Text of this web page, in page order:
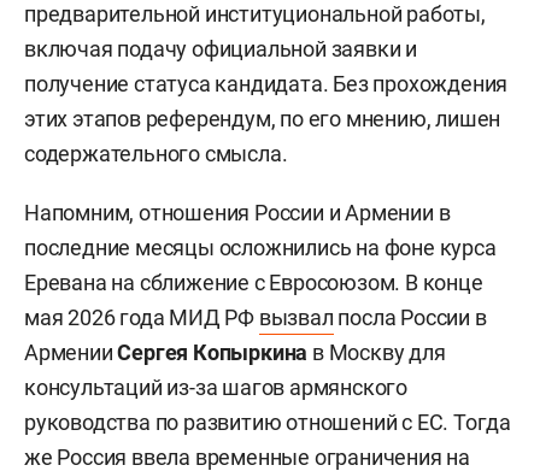
предварительной институциональной работы,
включая подачу официальной заявки и
получение статуса кандидата. Без прохождения
этих этапов референдум, по его мнению, лишен
содержательного смысла.
Напомним, отношения России и Армении в
последние месяцы осложнились на фоне курса
Еревана на сближение с Евросоюзом. В конце
мая 2026 года МИД РФ вызвал посла России в
АрменииСергея Копыркина в Москву для
консультаций из-за шагов армянского
руководства по развитию отношений с ЕС. Тогда
же Россия ввела временные ограничения на